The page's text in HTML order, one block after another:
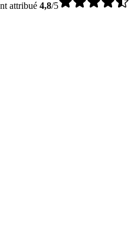
attribué 4,8/5